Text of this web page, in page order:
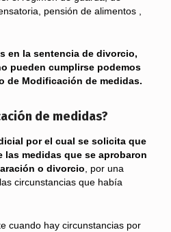
pensión de alimentos ,
en la sentencia de divorcio,
pueden cumplirse podemos
de Modificación de medidas.
de medidas?
por el cual se solicita que
las medidas que se aprobaron
o divorcio, por una
circunstancias que había
cuando hay circunstancias por